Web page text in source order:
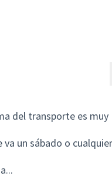
del transporte es muy
un sábado o cualquier